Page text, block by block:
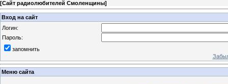
[Сайт радиолюбителей Смоленщины]
Вход на сайт
Логин:
Пароль:
запомнить
Меню сайта